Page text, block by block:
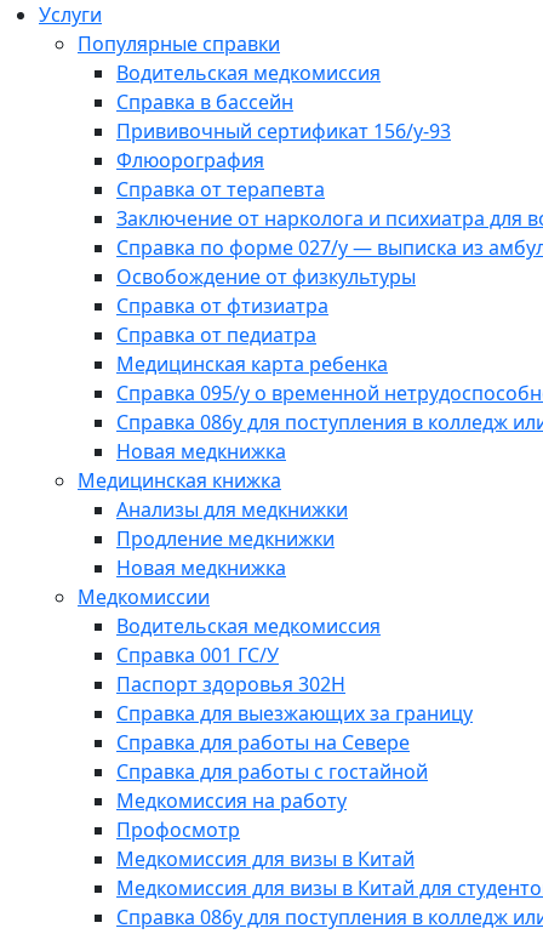
Услуги
Популярные справки
Водительская медкомиссия
Справка в бассейн
Прививочный сертификат 156/у-93
Флюорография
Справка от терапевта
Заключение от нарколога и психиатра для
Справка по форме 027/у — выписка из
Освобождение от физкультуры
Справка от фтизиатра
Справка от педиатра
Медицинская карта ребенка
Справка 095/у о временной
Справка 086у для поступления в колледж
Новая медкнижка
Медицинская книжка
Анализы для медкнижки
Продление медкнижки
Новая медкнижка
Медкомиссии
Водительская медкомиссия
Справка 001 ГС/У
Паспорт здоровья 302Н
Справка для выезжающих за границу
Справка для работы на Севере
Справка для работы с гостайной
Медкомиссия на работу
Профосмотр
Медкомиссия для визы в Китай
Медкомиссия для визы в Китай для
Справка 086у для поступления в колледж